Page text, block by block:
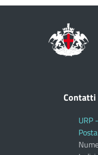
Contatti
URP